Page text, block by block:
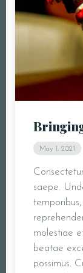
May 1, 2021
saepe.
molestiae
beatae
possimus.